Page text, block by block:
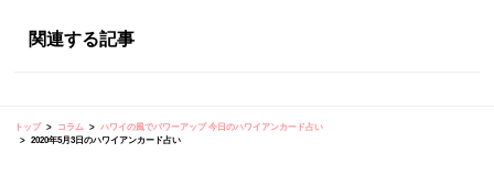
関連する記事
トップ コラム
ハワイの風でパワーアップ 今日のハワイアンカード占い
2020年5月3日のハワイアンカード占い